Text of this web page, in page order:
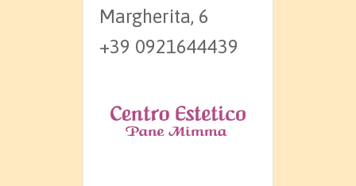
Margherita, 6
+39 0921644439